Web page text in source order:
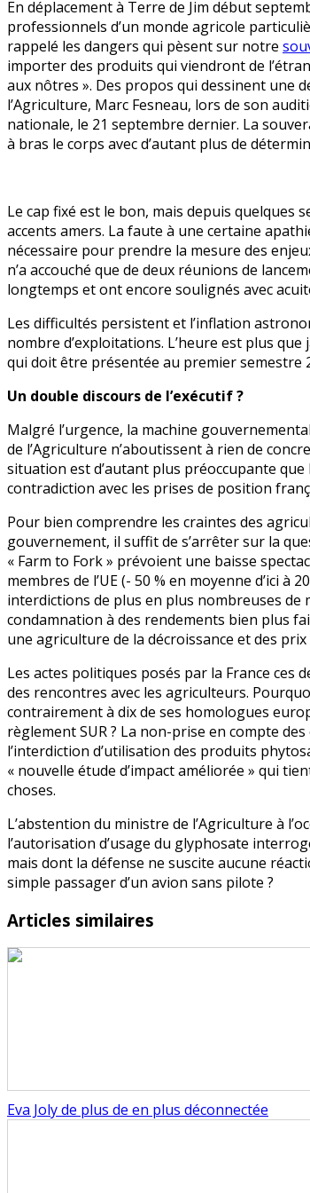
t-
il
un
pilote
au
ministère
de
En déplacement à Terre de Jim début
professionnels d’un monde agricole
rappelé les dangers qui pèsent sur notre
importer des produits qui viendront de
aux nôtres ». Des propos qui dessinent une
l’Agriculture, Marc Fesneau, lors de son
nationale, le 21 septembre dernier. La
à bras le corps avec d’autant plus de
Le cap fixé est le bon, mais depuis quelques
accents amers. La faute à une certaine
nécessaire pour prendre la mesure des
n’a accouché que de deux réunions de
longtemps et ont encore soulignés avec
Les difficultés persistent et l’inflation
nombre d’exploitations. L’heure est plus
qui doit être présentée au premier semestre
Un double discours de l’exécutif ?
Malgré l’urgence, la machine
de l’Agriculture n’aboutissent à rien de
situation est d’autant plus préoccupante
contradiction avec les prises de position
Pour bien comprendre les craintes des
gouvernement, il suffit de s’arrêter sur la
« Farm to Fork » prévoient une baisse
membres de l’UE (- 50 % en moyenne d’ici
interdictions de plus en plus nombreuses de
condamnation à des rendements bien plus
une agriculture de la décroissance et des
Les actes politiques posés par la France ces
des rencontres avec les agriculteurs.
contrairement à dix de ses homologues
règlement SUR ? La non-prise en compte
l’interdiction d’utilisation des produits
« nouvelle étude d’impact améliorée » qui
choses.
L’abstention du ministre de l’Agriculture à
l’autorisation d’usage du glyphosate
mais dont la défense ne suscite aucune
simple passager d’un avion sans pilote ?
Articles similaires
Eva Joly de plus de en plus déconnectée